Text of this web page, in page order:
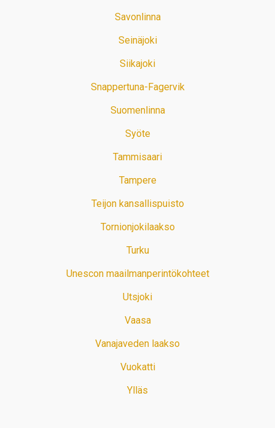
Savonlinna
Seinäjoki
Siikajoki
Snappertuna-Fagervik
Suomenlinna
Syöte
Tammisaari
Tampere
Teijon kansallispuisto
Tornionjokilaakso
Turku
Unescon maailmanperintökohteet
Utsjoki
Vaasa
Vanajaveden laakso
Vuokatti
Ylläs